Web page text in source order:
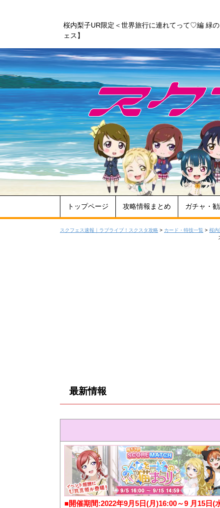
桜内梨子UR限定＜世界旅行に連れてって♡編 緑
ェス】
トップページ 攻略情報まとめ ガチャ・
スクフェス速報｜ラブライブ！スクスタ攻略 > カード・特技一覧 > 桜内
最新情報
■開催期間:2022年9月5日(月)16:00～9 月15日(